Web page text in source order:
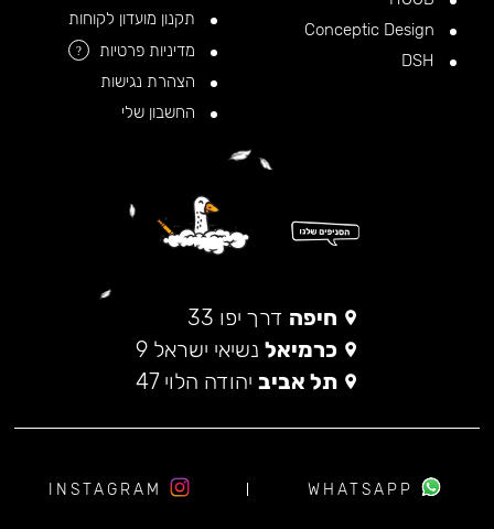
תקנון מועדון לקוחות
מדיניות פרטיות
?
הצהרת נגישות
החשבון שלי
חיפה דרך יפו 33
כרמיאל נשיאי ישראל 9
תל אביב יהודה הלוי 47
WHATSAPP
INSTAGRAM